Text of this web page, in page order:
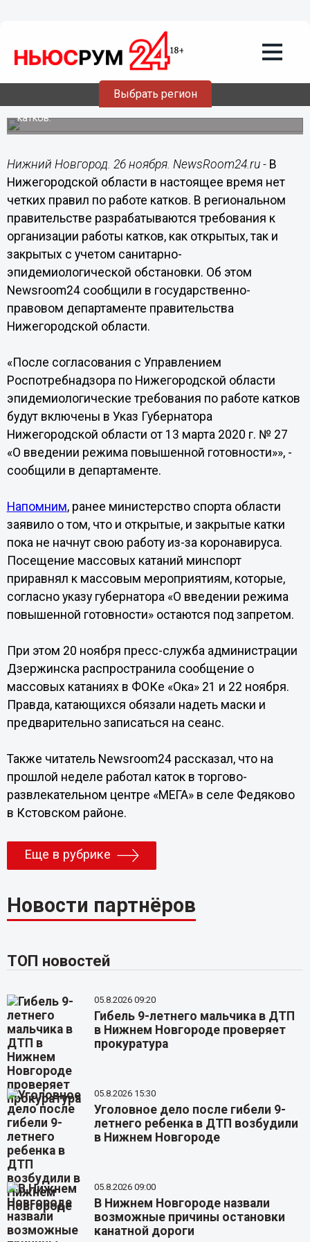
Выбрать регион
Правила работы катков в пандемию
разрабатывают в Нижегородской
области
Ранее региональный минспорт заявил о запрете работы
катков.
Нижний Новгород. 26 ноября. NewsRoom24.ru - В
Нижегородской области в настоящее время нет
четких правил по работе катков. В региональном
правительстве разрабатываются требования к
организации работы катков, как открытых, так и
закрытых с учетом санитарно-
эпидемиологической обстановки. Об этом
Newsroom24 сообщили в государственно-
правовом департаменте правительства
Нижегородской области.
«После согласования с Управлением
Роспотребнадзора по Нижегородской области
эпидемиологические требования по работе катков
будут включены в Указ Губернатора
Нижегородской области от 13 марта 2020 г. № 27
«О введении режима повышенной готовности»», -
сообщили в департаменте.
Напомним, ранее министерство спорта области
заявило о том, что и открытые, и закрытые катки
пока не начнут свою работу из-за коронавируса.
Посещение массовых катаний минспорт
приравнял к массовым мероприятиям, которые,
согласно указу губернатора «О введении режима
повышенной готовности» остаются под запретом.
При этом 20 ноября пресс-служба администрации
Дзержинска распространила сообщение о
массовых катаниях в ФОКе «Ока» 21 и 22 ноября.
Правда, катающихся обязали надеть маски и
предварительно записаться на сеанс.
Также читатель Newsroom24 рассказал, что на
прошлой неделе работал каток в торгово-
развлекательном центре «МЕГА» в селе Федяково
в Кстовском районе.
Еще в рубрике
Новости партнёров
ТОП новостей
05.8.2026 09:20
Гибель 9-летнего мальчика в ДТП
в Нижнем Новгороде проверяет
прокуратура
05.8.2026 15:30
Уголовное дело после гибели 9-
летнего ребенка в ДТП возбудили
в Нижнем Новгороде
05.8.2026 09:00
В Нижнем Новгороде назвали
возможные причины остановки
канатной дороги